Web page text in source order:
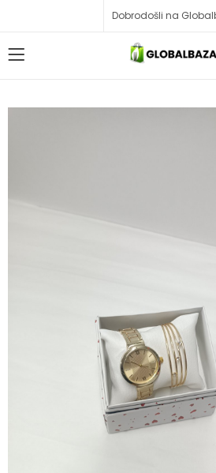
Dobrodošli na